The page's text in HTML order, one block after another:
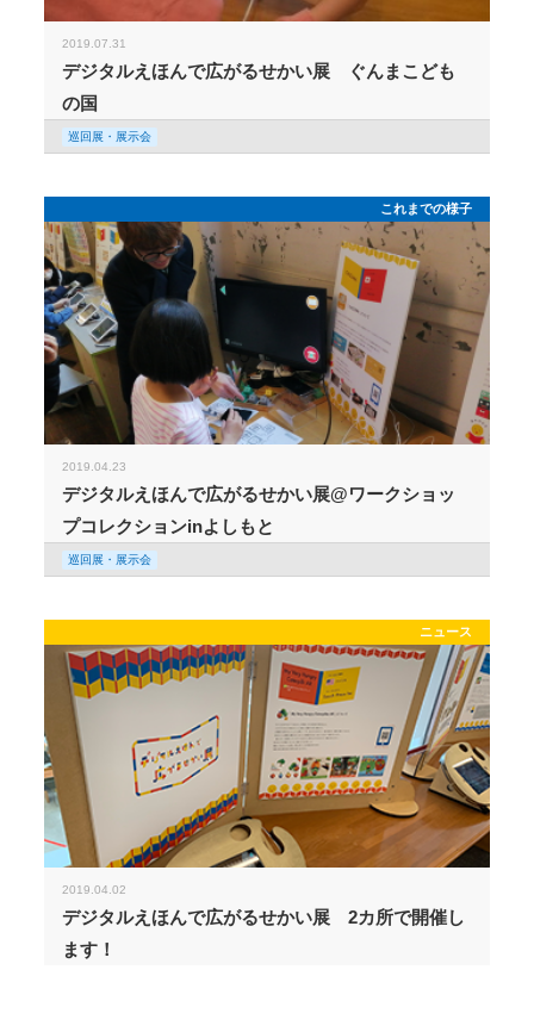
2019.07.31
デジタルえほんで広がるせかい展 ぐんまこども
の国
巡回展・展示会
これまでの様子
2019.04.23
デジタルえほんで広がるせかい展@ワークショッ
プコレクションinよしもと
巡回展・展示会
ニュース
2019.04.02
デジタルえほんで広がるせかい展 2カ所で開催し
ます！